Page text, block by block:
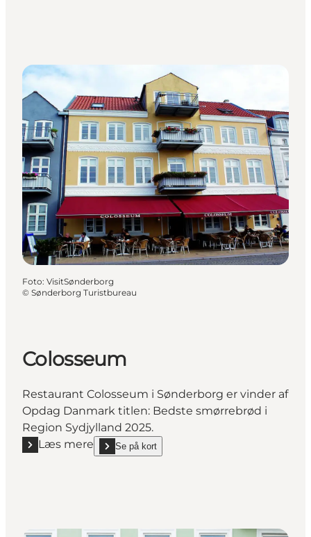
Foto: VisitSønderborg
© Sønderborg Turistbureau
Colosseum
Restaurant Colosseum i Sønderborg er vinder af
Opdag Danmark titlen: Bedste smørrebrød i
Region Sydjylland 2025.
Læs mere
Læs mere "Colosseum"
Se på kort
show Colosseum on_map